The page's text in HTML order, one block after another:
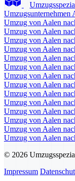
Umzugsunternehmen
Umzug von Aalen
Umzug von Aalen
Umzug von Aalen
Umzug von Aalen
Umzug von Aalen
Umzug von Aalen
Umzug von Aalen
Umzug von Aalen
Umzug von Aalen
Umzug von Aalen
Umzug von Aalen
Umzug von Aalen
Umzug von Aalen
Umzug von Aalen
© 2026
Impressum